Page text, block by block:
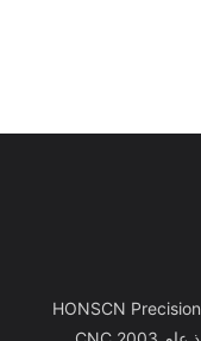
HONSCN Precision هي شركة مصنعة احترافية لأجزاء آلات